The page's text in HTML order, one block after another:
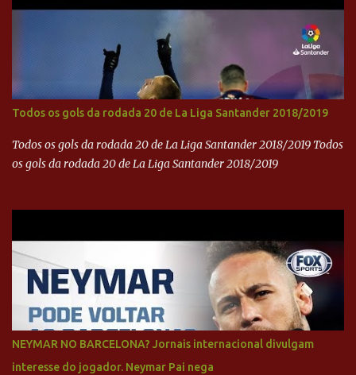
Todos os gols da rodada 20 de La Liga Santander 2018/2019
Todos os gols da rodada 20 de La Liga Santander 2018/2019 Todos
os gols da rodada 20 de La Liga Santander 2018/2019
NEYMAR NO BARCELONA? Jornais internacional divulgam
interesse do jogador. Neymar Pai nega